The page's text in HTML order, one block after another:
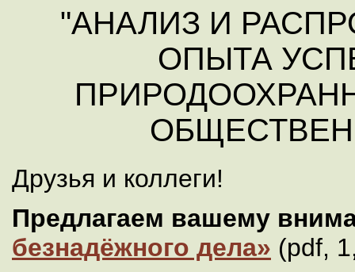
"АНАЛИЗ И
ОПЫТА
Друзья и коллеги!
Предлагаем вашему
безнадёжного дела» (pdf,